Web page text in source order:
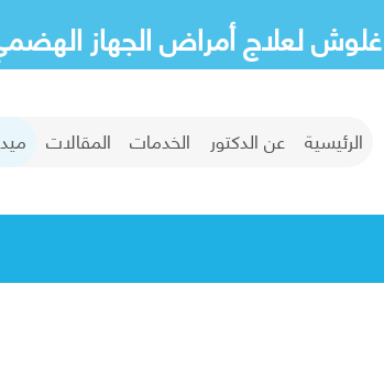
غلوش لعلاج أمراض الجهاز
الرئيسية عن الدكتور الخدمات المقالات
ميديا